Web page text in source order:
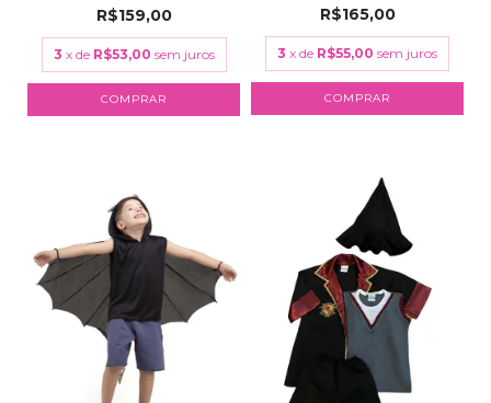
R$159,00
3 x de R$53,00 sem juros
COMPRAR
R$165,00
3 x de R$55,00 sem juros
COMPRAR